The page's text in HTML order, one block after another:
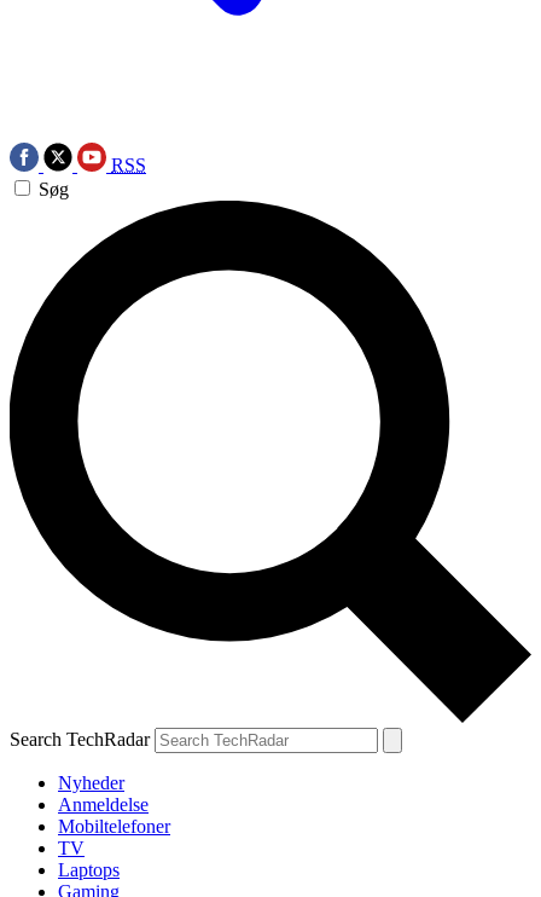
RSS
Søg
Search TechRadar
Nyheder
Anmeldelse
Mobiltelefoner
TV
Laptops
Gaming